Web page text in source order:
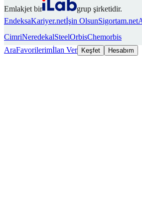
Emlakjet bir
grup şirketidir.
EndeksaKariyer.netİşin OlsunSigortam.net
CimriNeredekalSteelOrbisChemorbis
AraFavorilerimİlan Ver Keşfet Hesabım